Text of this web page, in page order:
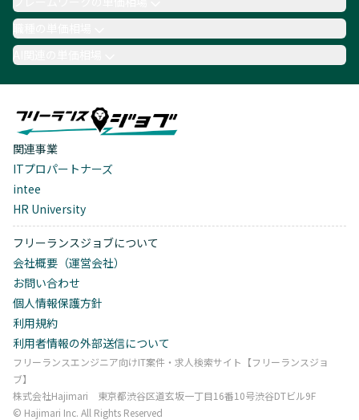
職種の単価相場
AI関連の単価相場
関連事業
ITプロパートナーズ
intee
HR University
フリーランスジョブについて
会社概要（運営会社）
お問い合わせ
個人情報保護方針
利用規約
利用者情報の外部送信について
フリーランスエンジニア向けIT案件・求人検索サイト【フリーランスジョ
ブ】
株式会社Hajimari 東京都渋谷区道玄坂一丁目16番10号渋谷DTビル9F
©︎ Hajimari Inc. All Rights Reserved